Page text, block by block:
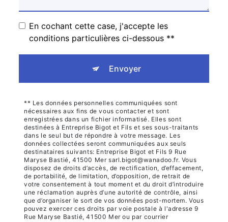
En cochant cette case, j'accepte les
conditions particulières ci-dessous **
Envoyer
** Les données personnelles communiquées sont
nécessaires aux fins de vous contacter et sont
enregistrées dans un fichier informatisé. Elles sont
destinées à Entreprise Bigot et Fils et ses sous-traitants
dans le seul but de répondre à votre message. Les
données collectées seront communiquées aux seuls
destinataires suivants: Entreprise Bigot et Fils 9 Rue
Maryse Bastié, 41500 Mer sarl.bigot@wanadoo.fr. Vous
disposez de droits d’accès, de rectification, d’effacement,
de portabilité, de limitation, d’opposition, de retrait de
votre consentement à tout moment et du droit d’introduire
une réclamation auprès d’une autorité de contrôle, ainsi
que d’organiser le sort de vos données post-mortem. Vous
pouvez exercer ces droits par voie postale à l'adresse 9
Rue Maryse Bastié, 41500 Mer ou par courrier